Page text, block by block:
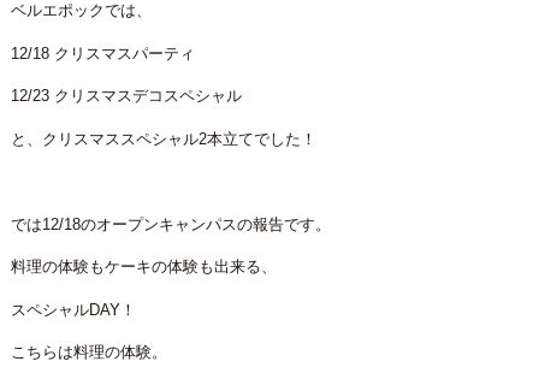
ベルエポックでは、
12/18 クリスマスパーティ
12/23 クリスマスデコスペシャル
と、クリスマススペシャル2本立てでした！
では12/18のオープンキャンパスの報告です。
料理の体験もケーキの体験も出来る、
スペシャルDAY！
こちらは料理の体験。